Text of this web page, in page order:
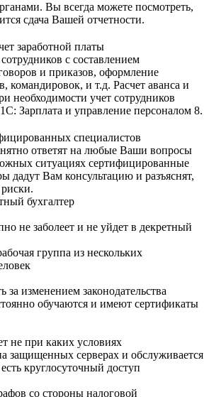
Вы всегда можете посмотреть,
сдача Вашей отчетности.
заработной платы
с составлением
и приказов, оформление
командировок, и т.д. Расчет аванса и
необходимости учет сотрудников
Зарплата и управление персоналом 8.
специалистов
ответят на любые Ваши вопросы
ситуациях сертифицированные
дадут Вам консультацию и разъяснят,
бухгалтер
не заболеет и не уйдет в декретный
группа из нескольких
изменением законодательства
обучаются и имеют сертификаты
не при каких условиях
защищенных серверах и обслуживается
круглосуточный доступ
со стороны налоговой